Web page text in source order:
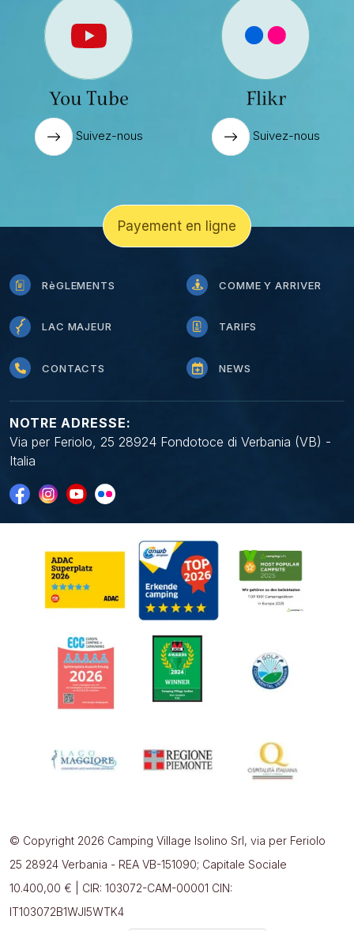
You Tube
Suivez-nous
Flikr
Suivez-nous
RèGLEMENTS COMME Y ARRIVER
LAC MAJEUR TARIFS
CONTACTS NEWS
NOTRE ADRESSE:
Via per Feriolo, 25 28924 Fondotoce di Verbania (VB) -
Italia
Payement en ligne
© Copyright 2026 Camping Village Isolino Srl, via per Feriolo
25 28924 Verbania - REA VB-151090; Capitale Sociale
10.400,00 € | CIR: 103072-CAM-00001 CIN:
IT103072B1WJI5WTK4